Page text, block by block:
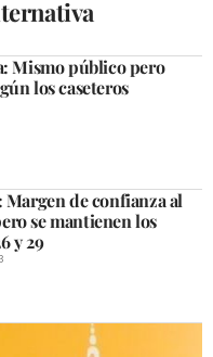
Mismo público pero
los caseteros
de confianza al
se mantienen los
y 29